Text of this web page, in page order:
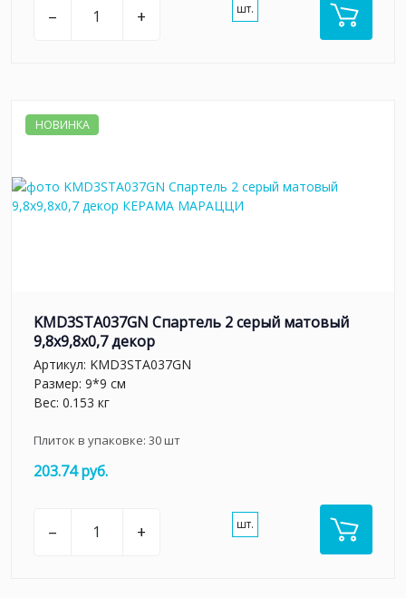
– + шт.
НОВИНКА
KMD3STA037GN Спартель 2 серый матовый
9,8x9,8x0,7 декор
Артикул: KMD3STA037GN
Размер: 9*9 см
Вес: 0.153 кг
Плиток в упаковке: 30шт
203.74 руб.
– + шт.